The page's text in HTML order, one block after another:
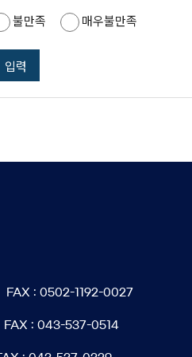
불만족 매우불만족
FAX : 0502-1192-0027
FAX : 043-537-0514